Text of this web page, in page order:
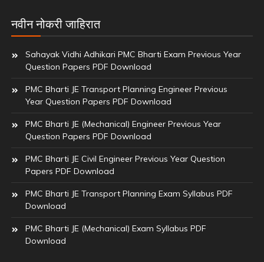
नवीन नोकरी जाहिरात
Sahayak Vidhi Adhikari PMC Bharti Exam Previous Year
Question Papers PDF Download
PMC Bharti JE Transport Planning Engineer Previous
Year Question Papers PDF Download
PMC Bharti JE (Mechanical) Engineer Previous Year
Question Papers PDF Download
PMC Bharti JE Civil Engineer Previous Year Question
Papers PDF Download
PMC Bharti JE Transport Planning Exam Syllabus PDF
Download
PMC Bharti JE (Mechanical) Exam Syllabus PDF
Download